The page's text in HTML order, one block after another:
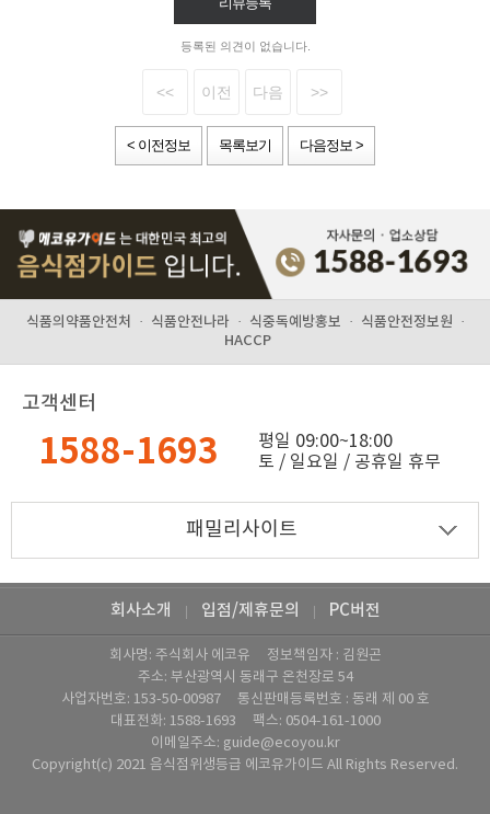
등록된 의견이 없습니다.
<< 이전 다음 >>
< 이전정보 목록보기 다음정보 >
식품의약품안전처 · 식품안전나라 · 식중독예방홍보 · 식품안전정보원 ·
HACCP
고객센터
1588-1693
평일 09:00~18:00
토 / 일요일 / 공휴일 휴무
회사소개 입점/제휴문의 PC버전
회사명: 주식회사 에코유 정보책임자 : 김원곤
주소: 부산광역시 동래구 온천장로 54
사업자번호: ‍153-50-00987 통신판매등록번호 : 동래 제 00 호
대표전화: 1588-1693 팩스: ‍0504-161-1000
이메일주소: guide@ecoyou.kr
Copyright(c) 2021 음식점위생등급 에코유가이드 All Rights Reserved.